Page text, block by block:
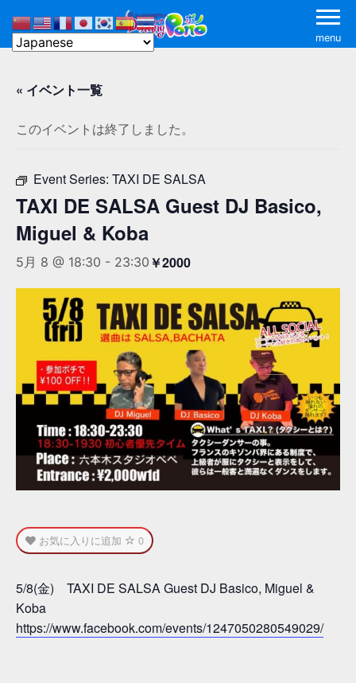
menu
« イベント一覧
このイベントは終了しました。
Event Series: TAXI DE SALSA
TAXI DE SALSA Guest DJ Basico,
Miguel & Koba
5月 8 @ 18:30 - 23:30 ￥2000
お気に入りに追加 0
5/8(金) TAXI DE SALSA Guest DJ Basico, Miguel &
Koba
https://www.facebook.com/events/1247050280549029/